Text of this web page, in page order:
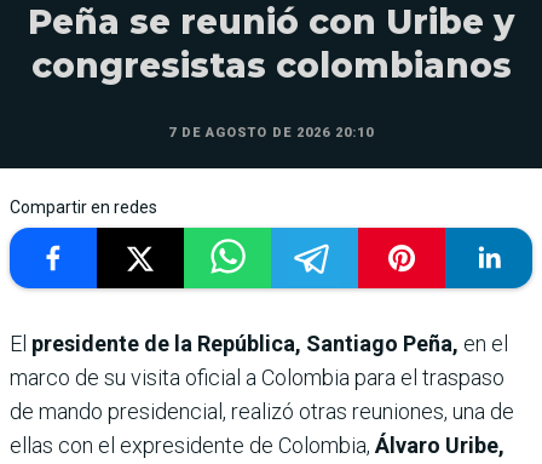
Peña se reunió con Uribe y
congresistas colombianos
7 DE AGOSTO DE 2026 20:10
Compartir en redes
El presidente de la República, Santiago Peña, en el
marco de su visita oficial a Colombia para el traspaso
de mando presidencial, realizó otras reuniones, una de
ellas con el expresidente de Colombia, Álvaro Uribe,